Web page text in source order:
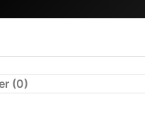
(0)